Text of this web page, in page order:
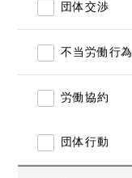
団体交渉
不当労働行為
労働協約
団体行動